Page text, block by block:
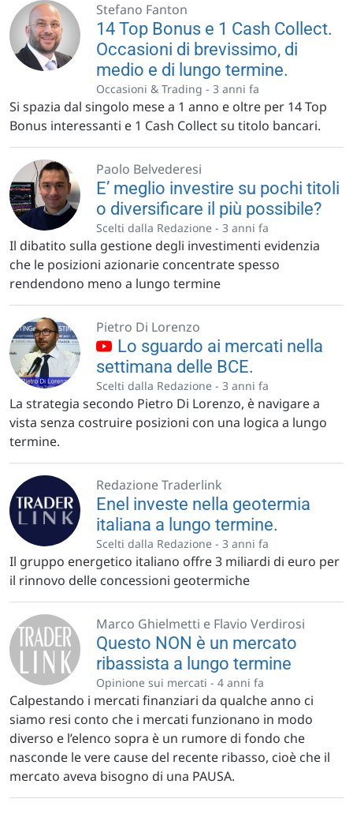
Stefano Fanton
14 Top Bonus e 1 Cash Collect.
Occasioni di brevissimo, di
medio e di lungo termine.
Occasioni & Trading - 3 anni fa
Si spazia dal singolo mese a 1 anno e oltre per 14 Top
Bonus interessanti e 1 Cash Collect su titolo bancari.
Paolo Belvederesi
E’ meglio investire su pochi titoli
o diversificare il più possibile?
Scelti dalla Redazione - 3 anni fa
Il dibatito sulla gestione degli investimenti evidenzia
che le posizioni azionarie concentrate spesso
rendendono meno a lungo termine
Pietro Di Lorenzo
Lo sguardo ai mercati nella
settimana delle BCE.
Scelti dalla Redazione - 3 anni fa
La strategia secondo Pietro Di Lorenzo, è navigare a
vista senza costruire posizioni con una logica a lungo
termine.
Redazione Traderlink
Enel investe nella geotermia
italiana a lungo termine.
Scelti dalla Redazione - 3 anni fa
Il gruppo energetico italiano offre 3 miliardi di euro per
il rinnovo delle concessioni geotermiche
Marco Ghielmetti e Flavio Verdirosi
Questo NON è un mercato
ribassista a lungo termine
Opinione sui mercati - 4 anni fa
Calpestando i mercati finanziari da qualche anno ci
siamo resi conto che i mercati funzionano in modo
diverso e l’elenco sopra è un rumore di fondo che
nasconde le vere cause del recente ribasso, cioè che il
mercato aveva bisogno di una PAUSA.